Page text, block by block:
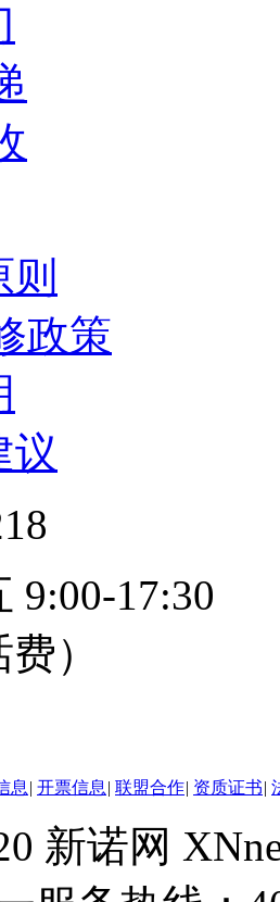
政策
议
9:00-17:30
）
息 | 开票信息 | 联盟合作| 资质证书|
新诺网